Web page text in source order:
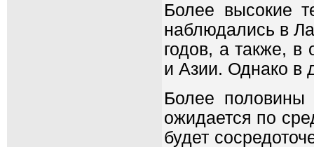
Более высокие
наблюдались в
годов, а также, в
и Азии. Однако в
Более половины
ожидается по
будет